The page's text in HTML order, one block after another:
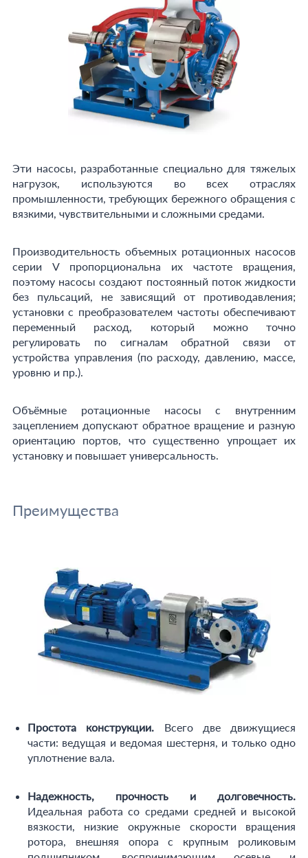
Эти насосы, разработанные специально для тяжелых
нагрузок, используются во всех отраслях
промышленности, требующих бережного обращения с
вязкими, чувствительными и сложными средами.
Производительность объемных ротационных насосов
серии V пропорциональна их частоте вращения,
поэтому насосы создают постоянный поток жидкости
без пульсаций, не зависящий от противодавления;
установки с преобразователем частоты обеспечивают
переменный расход, который можно точно
регулировать по сигналам обратной связи от
устройства управления (по расходу, давлению, массе,
уровню и пр.).
Объёмные ротационные насосы с внутренним
зацеплением допускают обратное вращение и разную
ориентацию портов, что существенно упрощает их
установку и повышает универсальность.
Преимущества
Простота конструкции. Всего две движущиеся
части: ведущая и ведомая шестерня, и только одно
уплотнение вала.
Надежность, прочность и долговечность.
Идеальная работа со средами средней и высокой
вязкости, низкие окружные скорости вращения
ротора, внешняя опора с крупным роликовым